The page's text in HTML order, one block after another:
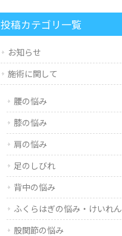
投稿カテゴリ一覧
お知らせ
施術に関して
腰の悩み
膝の悩み
肩の悩み
足のしびれ
背中の悩み
ふくらはぎの悩み・けいれん
股関節の悩み